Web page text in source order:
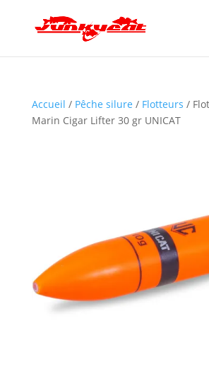
Accueil / Pêche silure / Flotteurs /
Marin Cigar Lifter 30 gr UNICAT